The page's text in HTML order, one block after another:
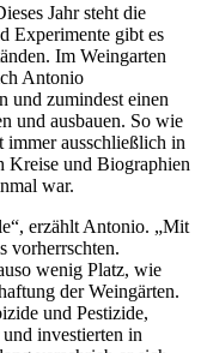
Jahr steht die
Experimente gibt es
Im Weingarten
Antonio
und zumindest einen
und ausbauen. So wie
immer ausschließlich in
Kreise und Biographien
war.
erzählt Antonio. „Mit
vorherrschten.
wenig Platz, wie
der Weingärten.
und Pestizide,
investierten in